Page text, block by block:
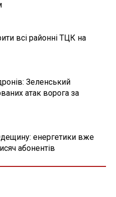
всі районні ТЦК на
Зеленський
атак ворога за
енергетики вже
абонентів